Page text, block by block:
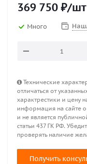
369 750 ₽/шт
Много
Технические
отличаться от
характрестики и цену
информация на сайте
и не является
статьи 437 ГК РФ.
проверять наличие
Получить